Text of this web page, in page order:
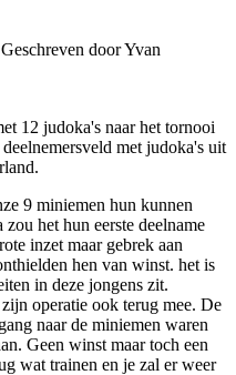
Geschreven door Yvan
12 judoka's naar het tornooi
met judoka's uit
9 miniemen hun kunnen
het hun eerste deelname
inzet maar gebrek aan
hen van winst. het is
in deze jongens zit.
operatie ook terug mee. De
naar de miniemen waren
Geen winst maar toch een
wat trainen en je zal er weer